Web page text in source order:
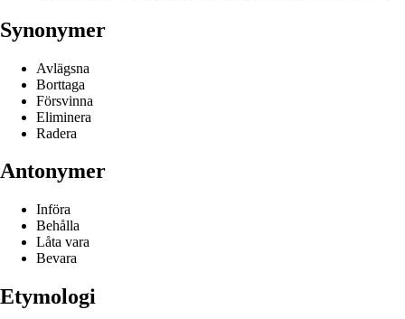
Synonymer
Avlägsna
Borttaga
Försvinna
Eliminera
Radera
Antonymer
Införa
Behålla
Låta vara
Bevara
Etymologi